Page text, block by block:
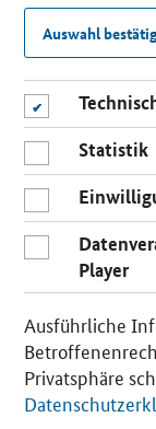
Auswahl
Statistik
Player
Ausführliche
Privatsphäre